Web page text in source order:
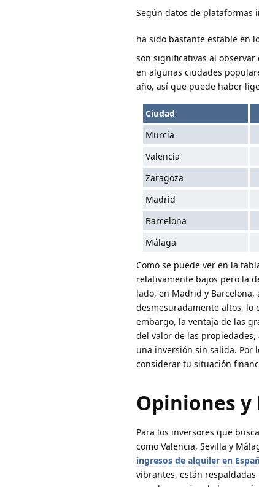
Según datos de plataformas
ha sido bastante estable en
son significativas al
en algunas ciudades
año, así que puede haber
Ciudad
Murcia
Valencia
Zaragoza
Madrid
Barcelona
Málaga
Como se puede ver en la
relativamente bajos pero la
lado, en Madrid y
desmesuradamente altos, lo
embargo, la ventaja de las
del valor de las
una inversión sin salida. Por
considerar tu situación
Opiniones y
Para los inversores que
como Valencia, Sevilla y
ingresos de alquiler en
vibrantes, están